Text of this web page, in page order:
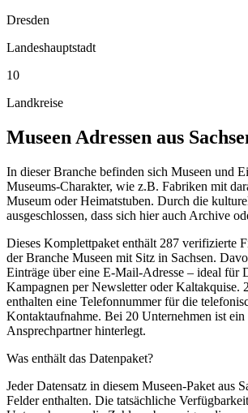
Dresden
Landeshauptstadt
10
Landkreise
Museen Adressen aus
In dieser Branche befinden sich Museen und
Museums-Charakter, wie z.B. Fabriken mit
Museum oder Heimatstuben. Durch die
ausgeschlossen, dass sich hier auch Archive
Dieses Komplettpaket enthält 287 verifizierte
der Branche Museen mit Sitz in Sachsen.
Einträge über eine E-Mail-Adresse – ideal für
Kampagnen per Newsletter oder Kaltakquise.
enthalten eine Telefonnummer für die
Kontaktaufnahme. Bei 20 Unternehmen ist ein
Ansprechpartner hinterlegt.
Was enthält das Datenpaket?
Jeder Datensatz in diesem Museen-Paket aus
Felder enthalten. Die tatsächliche